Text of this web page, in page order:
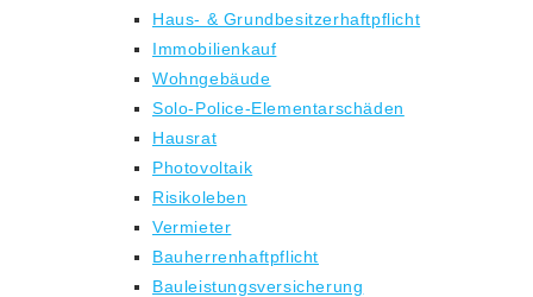
Haus- & Grundbesitzerhaftpflicht
Immobilienkauf
Wohngebäude
Solo-Police-Elementarschäden
Hausrat
Photovoltaik
Risikoleben
Vermieter
Bauherrenhaftpflicht
Bauleistungsversicherung